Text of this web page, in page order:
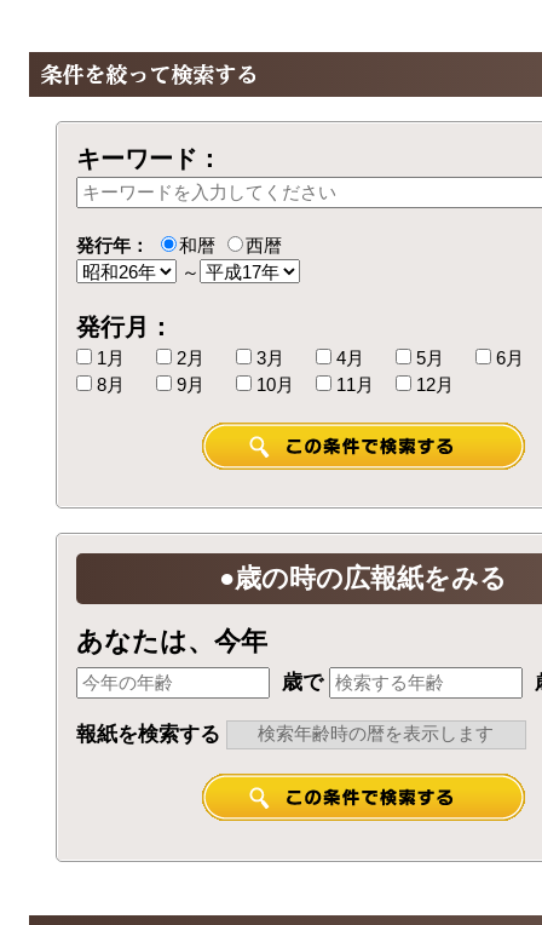
キーワード：
発行年： 和暦
西暦
～
発行月：
1月 2月 3月 4月 5月
6月
8月
9月 10月 11月 12月
●歳の時の広報紙をみる
あなたは、今年
歳で
報紙を検索する